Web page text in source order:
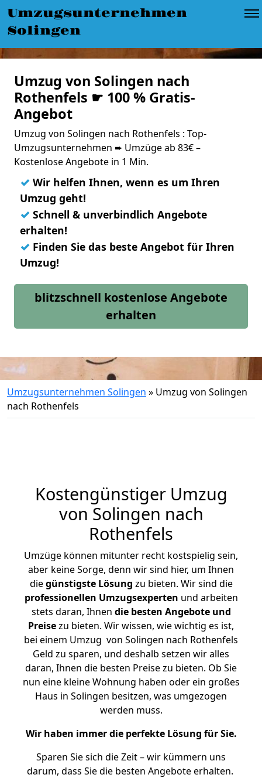
Umzugsunternehmen
Solingen
Umzug von Solingen nach
Rothenfels ☛ 100 % Gratis-
Angebot
Umzug von Solingen nach Rothenfels : Top-
Umzugsunternehmen ➨ Umzüge ab 83€ –
Kostenlose Angebote in 1 Min.
✓ Wir helfen Ihnen, wenn es um Ihren
Umzug geht!
✓ Schnell & unverbindlich Angebote
erhalten!
✓ Finden Sie das beste Angebot für Ihren
Umzug!
blitzschnell kostenlose Angebote
erhalten
Umzugsunternehmen Solingen » Umzug von Solingen
nach Rothenfels
Kostengünstiger Umzug
von Solingen nach
Rothenfels
Umzüge können mitunter recht kostspielig sein,
aber keine Sorge, denn wir sind hier, um Ihnen
diegünstigste Lösung zu bieten. Wir sind die
professionellen Umzugsexperten und arbeiten
stets daran, Ihnen die besten Angebote und
Preisezu bieten. Wir wissen, wie wichtig es ist,
bei einem Umzug von Solingen nach Rothenfels
Geld zu sparen, und deshalb setzen wir alles
daran, Ihnen die besten Preise zu bieten. Ob Sie
nun eine kleine Wohnung haben oder ein großes
Haus in Solingen besitzen, was umgezogen
werden muss.
Wir haben immer die perfekte Lösung für Sie.
Sparen Sie sich die Zeit – wir kümmern uns
darum, dass Sie die besten Angebote erhalten.